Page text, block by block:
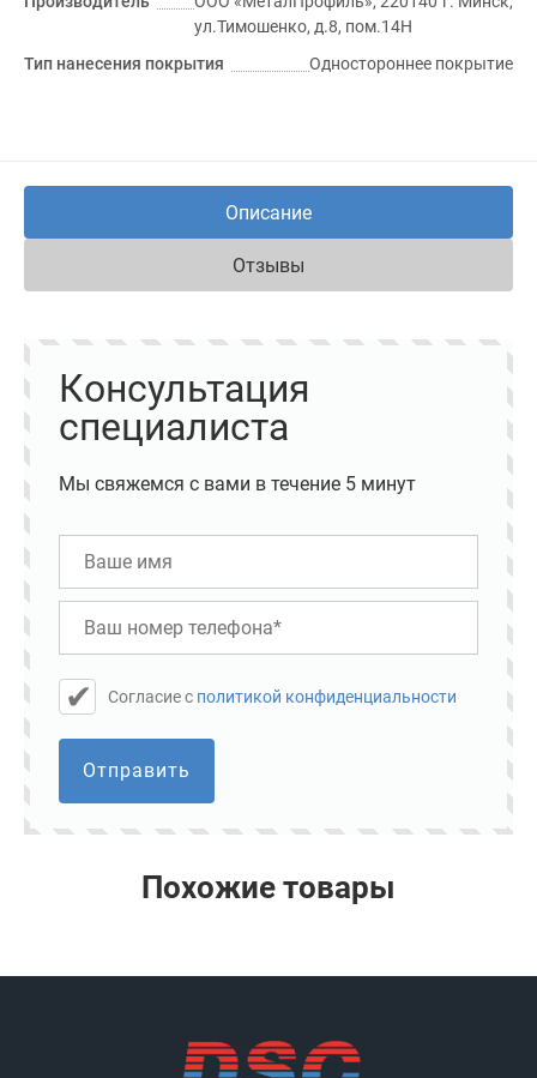
ул.Тимошенко, д.8, пом.14Н
Тип нанесения покрытия
Одностороннее покрытие
Описание
Отзывы
Консультация
специалиста
Мы свяжемся с вами в течение 5 минут
Cогласие с политикой конфиденциальности
Отправить
Похожие товары